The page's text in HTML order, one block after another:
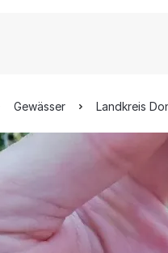
Gewässer Landkreis